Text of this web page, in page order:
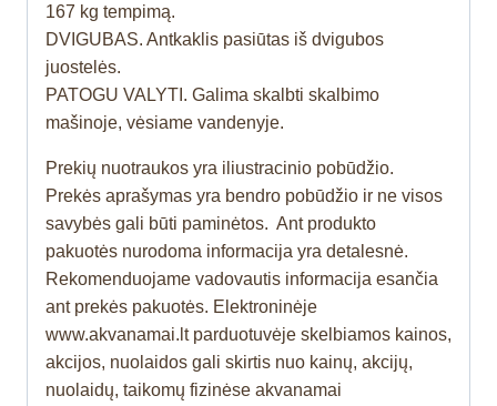
167 kg tempimą.
DVIGUBAS. Antkaklis pasiūtas iš dvigubos
juostelės.
PATOGU VALYTI. Galima skalbti skalbimo
mašinoje, vėsiame vandenyje.
Prekių nuotraukos yra iliustracinio pobūdžio.
Prekės aprašymas yra bendro pobūdžio ir ne visos
savybės gali būti paminėtos. Ant produkto
pakuotės nurodoma informacija yra detalesnė.
Rekomenduojame vadovautis informacija esančia
ant prekės pakuotės. Elektroninėje
www.akvanamai.lt parduotuvėje skelbiamos kainos,
akcijos, nuolaidos gali skirtis nuo kainų, akcijų,
nuolaidų, taikomų fizinėse akvanamai